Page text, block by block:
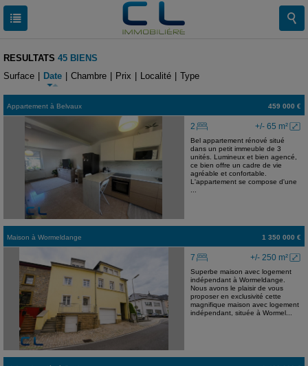
RESULTATS 45 BIENS
Surface
Date Chambre Prix Localité Type
Appartement à Belvaux 459 000 €
+/- 65 m²
2
Bel appartement rénové situé
dans un petit immeuble de 3
unités. Lumineux et bien agencé,
ce bien offre un cadre de vie
agréable et confortable.
L'appartement se compose d'une
Maison à Wormeldange 1 350 000 €
+/- 250 m²
7
Superbe maison avec logement
indépendant à Wormeldange.
Nous avons le plaisir de vous
proposer en exclusivité cette
magnifique maison avec logement
indépendant, située à Wormel...